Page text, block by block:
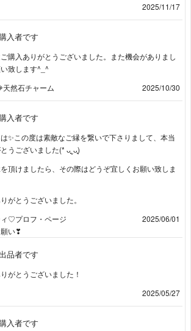
2025/11/17
入者です
購入ありがとうございました。また機会がありまし
致します^⁠_⁠^
天然石チャーム
2025/10/30
入者です
✨この度は素敵なご縁を繋いで下さりまして、本当
うございました(* ᴗ͈ˬᴗ͈)
頂けましたら、その際はどうぞ宜しくお願い致しま
がとうございました。
♡プロフ・ページ
い❣
2025/06/01
品者です
がとうございました！
2025/05/27
入者です